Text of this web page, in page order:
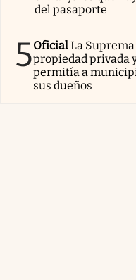
del pasaporte
5OficialLa
propiedad privada
permitía a
sus dueños